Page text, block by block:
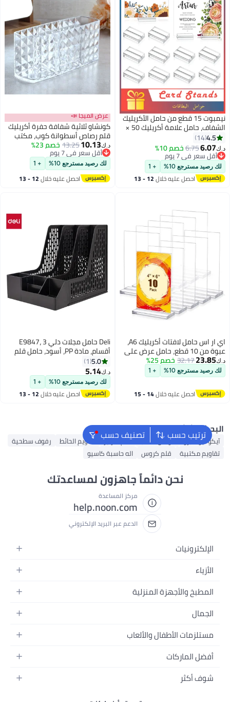
نيمبوت 15 قطع من حامل الأكريليك
الشفاف، حامل علامة أكريليك 50 ×
30 × 10 مم، حامل رقم الطاولة،
عرض البطاقات، مناسب لصور
البريدية وحفلات الزفاف
المكتبية واجتماعات
4.5
14
6.07
6.75خصم 10%
أقل سعر في 7 يوم
أقل سعر في 7 يوم
رصيد مسترجع 10% + 1
احصل عليه خلال 12 - 13
عرض الميجا 📣
كونشاو ثلاثية شفافة حفرة أكريليك
قلم رصاص أسطوانة كوب، مكتب
ملحقات المشبك، مكياج فرشاة
حامل مربع، تصميم حديث مكتب
مدرسة الإمدادات المنزلية سطح
المكتب حامل مربع، حجم 7.3x 2.6x
10.13
13.25خصم 23%
أقل سعر في 7 يوم
أقل سعر في 7 يوم
لك رصيد مسترجع 10% + 1
احصل عليه خلال 12 - 13
اي ار اس حامل لافتات أكريليك A6،
عبوة من 10 قطع، حامل عرض على
شكل حرف T شفاف مزدوج الجوانب،
إعلاني لقائمة الطعام، إطار صور
للمطاعم، عروض المتاجر،
الصور، المكتب
23.85
32.17خصم 25%
رصيد مسترجع 10% + 1
احصل عليه خلال 14 - 15
Deli حامل مجلات دلي E9847، 3
أقسام، مادة PP، أسود، حامل قلم
مدمج، تصميم قابل للإزالة، ملصق
محكم الختم
5.0
1
5.14
لك رصيد مسترجع 10% + 1
احصل عليه خلال 12 - 13
ترتيب حسب تصنيف حسب الشائع
نيو 9 برو حوامل الكتب قلم كارتير تقاويم الحائط
رفوف سطحية
مكتبية
قلم كروس اله حاسبة كاسيو
نحن دائماً جاهزون لمساعدتك
مركز المساعدة
help.noon.com
الدعم عبر البريد الإلكتروني
الإلكترونيات
الجوالات
اللابتوبات
الأجهزة المنزلية
التلفزيونات
السماعات
ألعاب القيمنق
الأزياء
أزياء نسائية
أزياء البنات
أزياء الأولاد
المجوهرات
حقائب نسائية
المطبخ والأجهزة المنزلية
الحمام
المطبخ والسفرة
أدوات وتحسين المنزل
الأثاث
الجمال
العطور
العناية بالشعر
العناية بالبشرة
مستلزمات الأطفال والألعاب
الحفاضات
الرضاعة والتغذية
أفضل الماركات
سامسونج
شوف أكثر